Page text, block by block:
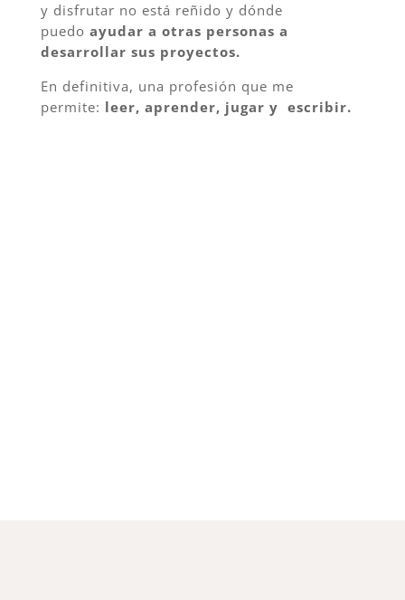
y disfrutar no está reñido y dónde
puedo ayudar a otras personas a
desarrollar sus proyectos.
En definitiva, una profesión que me
permite: leer, aprender, jugar y escribir.